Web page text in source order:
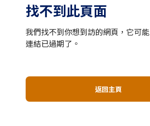
找不到此頁面
我們找不到你想到訪的網頁，它可
連結已過期了。
返回主頁